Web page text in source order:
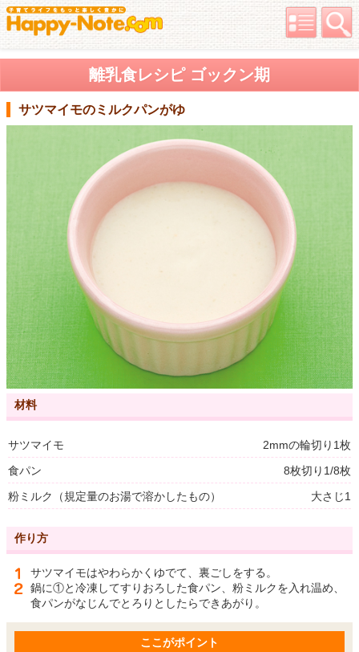
離乳食レシピ ゴックン期
サツマイモのミルクパンがゆ
材料
サツマイモ
2mmの輪切り1枚
食パン
8枚切り1/8枚
粉ミルク（規定量のお湯で溶かしたもの）
大さじ1
作り方
サツマイモはやわらかくゆでて、裏ごしをする。
鍋に①と冷凍してすりおろした食パン、粉ミルクを入れ温め、
食パンがなじんでとろりとしたらできあがり。
ここがポイント